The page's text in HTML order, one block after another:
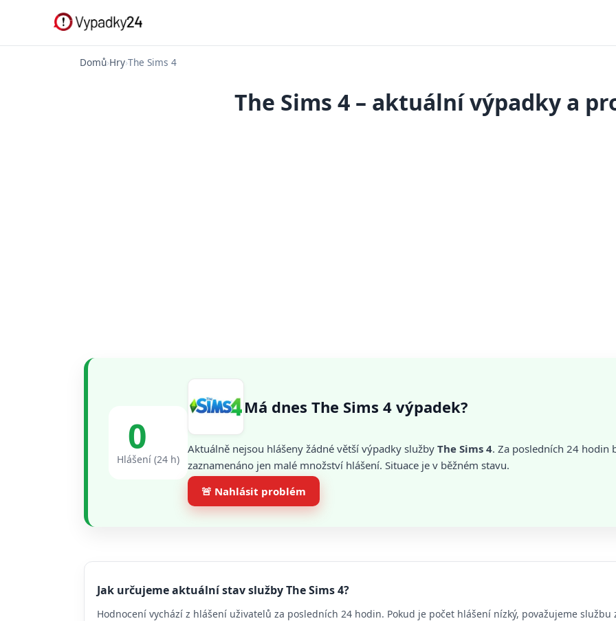
Domů›Hry›The Sims 4
The Sims 4 – aktuální výpadky a
0
Hlášení (24 h)
Má dnes The Sims 4 výpadek?
Aktuálně nejsou hlášeny žádné větší výpadky služby The Sims 4. Za posledních 24 hodin
zaznamenáno jen malé množství hlášení. Situace je v běžném stavu.
🚨 Nahlásit problém
Jak určujeme aktuální stav služby The Sims 4?
Hodnocení vychází z hlášení uživatelů za posledních 24 hodin. Pokud je počet hlášení nízký, považujeme službu